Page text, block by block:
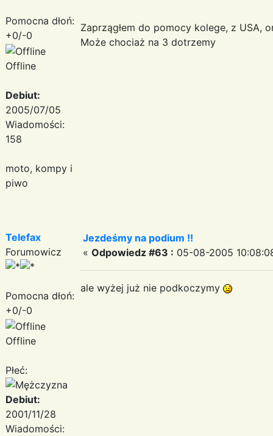
Pomocna dłoń:
+0/-0
Offline
Debiut:
2005/07/05
Wiadomości:
158
moto, kompy i
piwo
Zaprzągłem do pomocy kolege, z USA,
Może chociaż na 3 dotrzemy
Telefax
Forumowicz
Pomocna dłoń:
+0/-0
Offline
Płeć:
Debiut:
2001/11/28
Wiadomości:
Jezdeśmy na podium !!
« Odpowiedz #63 : 05-08-2005
ale wyżej już nie podkoczymy